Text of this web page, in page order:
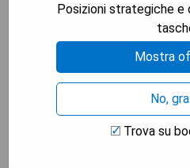
Il Buckingham & Lloyds si
privilegiata al 35 di Hyde
prestigioso quartiere
Londra. Goditi la vista
Posizioni strategiche
Mostra
No,
Trova su